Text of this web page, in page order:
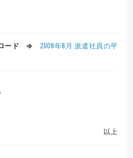
ロード ⇒2008年8月 派遣社員の平
以上